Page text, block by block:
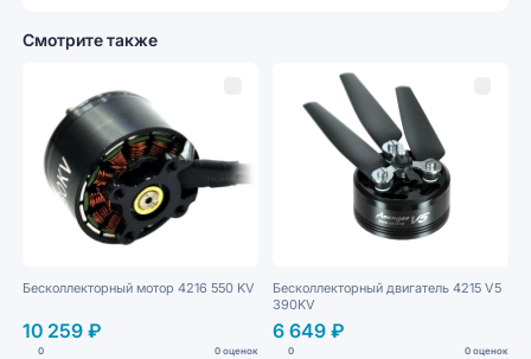
Смотрите также
Бесколлекторный мотор 4216 550 KV
10 259 ₽
0 0 оценок
Бесколлекторный двигатель 4215 V5
390KV
6 649 ₽
0 0 оценок